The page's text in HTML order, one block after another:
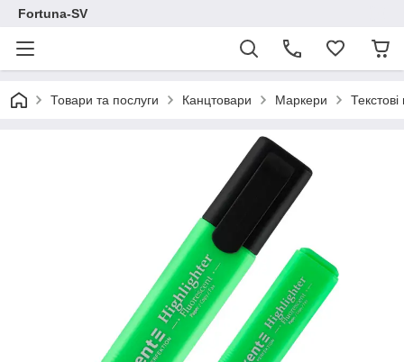
Fortuna-SV
Товари та послуги Канцтовари Маркери